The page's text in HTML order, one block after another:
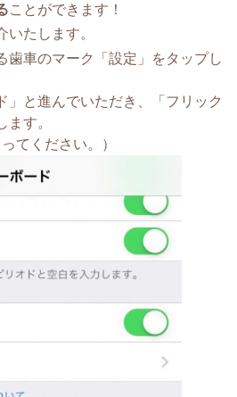
ことができます！
いたします。
歯車のマーク「設定」をタップし
」と進んでいただき、「フリック
す。
てください。）